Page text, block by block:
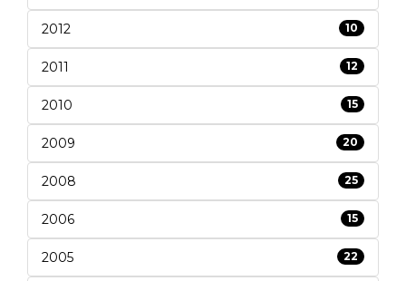
2012 10
2011 12
2010 15
2009 20
2008 25
2006 15
2005 22